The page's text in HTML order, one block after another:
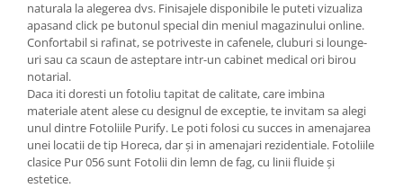
naturala la alegerea dvs. Finisajele disponibile le puteti vizualiza
apasand click pe butonul special din meniul magazinului online.
Confortabil si rafinat, se potriveste in cafenele, cluburi si lounge-
uri sau ca scaun de asteptare intr-un cabinet medical ori birou
notarial.
Daca iti doresti un fotoliu tapitat de calitate, care imbina
materiale atent alese cu designul de exceptie, te invitam sa alegi
unul dintre Fotoliile Purify. Le poti folosi cu succes in amenajarea
unei locatii de tip Horeca, dar și in amenajari rezidentiale. Fotoliile
clasice Pur 056 sunt Fotolii din lemn de fag, cu linii fluide și
estetice.